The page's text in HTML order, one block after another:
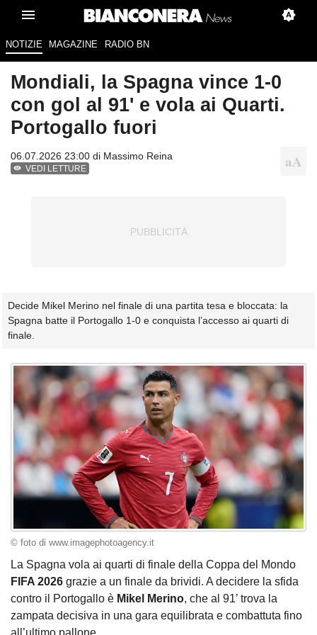
NOTIZIE MAGAZINE RADIO BN
Mondiali, la Spagna vince 1-0
con gol al 91' e vola ai Quarti.
Portogallo fuori
06.07.2026 23:00 di Massimo Reina
VEDI LETTURE
Decide Mikel Merino nel finale di una partita tesa e bloccata: la
Spagna batte il Portogallo 1-0 e conquista l’accesso ai quarti di
finale.
© foto di www.imagephotoagency.it
La Spagna vola ai quarti di finale della Coppa del Mondo
FIFA 2026 grazie a un finale da brividi. A decidere la sfida
contro il Portogallo è Mikel Merino, che al 91’ trova la
zampata decisiva in una gara equilibrata e combattuta fino